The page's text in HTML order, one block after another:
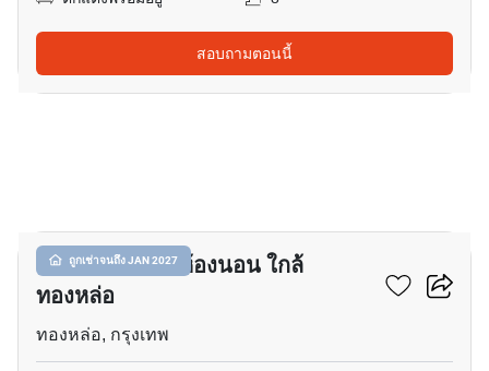
สอบถามตอนนี้
ถูกเช่าจนถึง JAN 2027
อพาร์ทเมนต์ 1-ห้องนอน ใกล้
ทองหล่อ
ทองหล่อ, กรุงเทพ